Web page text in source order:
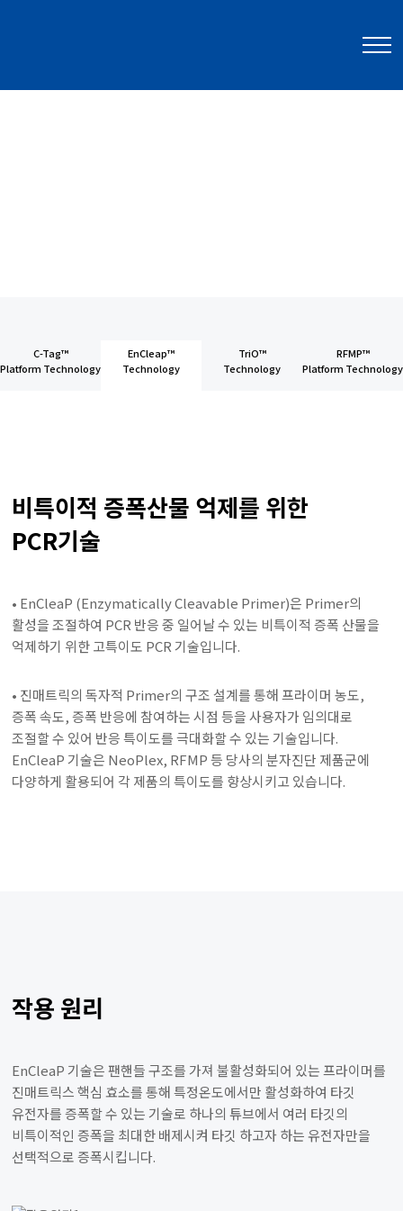
C-Tag™
Platform Technology
EnCleap™
Technology
TriO™
Technology
RFMP™
Platform Technology
비특이적 증폭산물 억제를 위한
PCR기술
• EnCleaP (Enzymatically Cleavable Primer)은 Primer의
활성을 조절하여 PCR 반응 중 일어날 수 있는 비특이적 증폭 산물을
억제하기 위한 고특이도 PCR 기술입니다.
• 진매트릭의 독자적 Primer의 구조 설계를 통해 프라이머 농도,
증폭 속도, 증폭 반응에 참여하는 시점 등을 사용자가 임의대로
조절할 수 있어 반응 특이도를 극대화할 수 있는 기술입니다.
EnCleaP 기술은 NeoPlex, RFMP 등 당사의 분자진단 제품군에
다양하게 활용되어 각 제품의 특이도를 향상시키고 있습니다.
작용 원리
EnCleaP 기술은 팬핸들 구조를 가져 불활성화되어 있는 프라이머를
진매트릭스 핵심 효소를 통해 특정온도에서만 활성화하여 타깃
유전자를 증폭할 수 있는 기술로 하나의 튜브에서 여러 타깃의
비특이적인 증폭을 최대한 배제시켜 타깃 하고자 하는 유전자만을
선택적으로 증폭시킵니다.